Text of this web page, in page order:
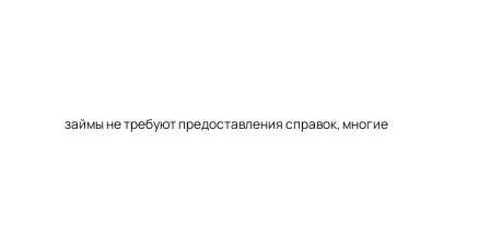
займы не требуют предоставления справок, многие